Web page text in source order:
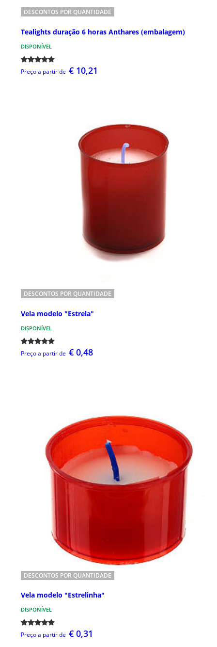
DESCONTOS POR QUANTIDADE
Tealights duração 6 horas Anthares (embalagem)
DISPONÍVEL
Preço a partir de € 10,21
DESCONTOS POR QUANTIDADE
Vela modelo "Estrela"
DISPONÍVEL
Preço a partir de € 0,48
DESCONTOS POR QUANTIDADE
Vela modelo "Estrelinha"
DISPONÍVEL
Preço a partir de € 0,31